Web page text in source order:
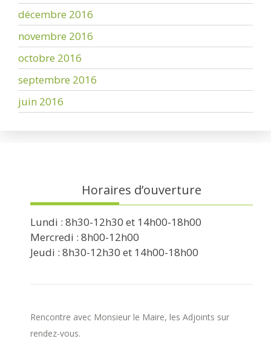
décembre 2016
novembre 2016
octobre 2016
septembre 2016
juin 2016
Horaires d’ouverture
Lundi : 8h30-12h30 et 14h00-18h00
Mercredi : 8h00-12h00
Jeudi : 8h30-12h30 et 14h00-18h00
Rencontre avec Monsieur le Maire, les Adjoints sur
rendez-vous.